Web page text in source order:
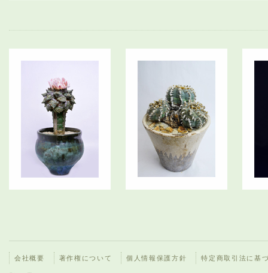
会社概要 著作権について 個人情報保護方針 特定商取引法に基